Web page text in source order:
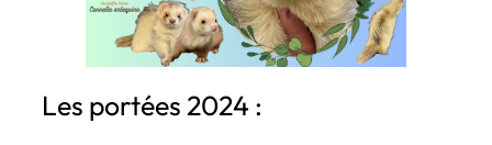
Les portées 2024 :